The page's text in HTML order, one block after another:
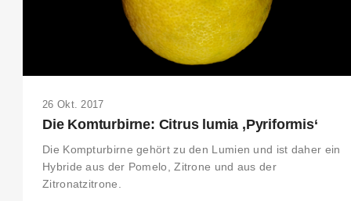
26 Okt. 2017
Die Komturbirne: Citrus lumia ‚Pyriformis‘
Die Kompturbirne gehört zu den Lumien und ist daher ein
Hybride aus der Pomelo, Zitrone und aus der
Zitronatzitrone.